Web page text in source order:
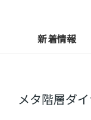
新着情報
メタ階層ダ